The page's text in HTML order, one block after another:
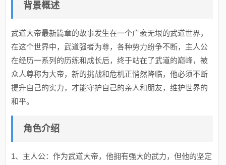
背景概述
武道大帝最新篇章的故事发生在一个广袤无垠的武道世界，
在这个世界中，武道强者为尊，各种势力纷争不断，主人公
在经历一系列的历练和成长后，终于站在了武道的巅峰，被
众人尊称为大帝，新的挑战和危机正悄然降临，他必须不断
提升自己的实力，才能守护自己的亲人和朋友，维护世界的
和平。
角色介绍
1、主人公：作为武道大帝，他拥有强大的武力，但他的坚定